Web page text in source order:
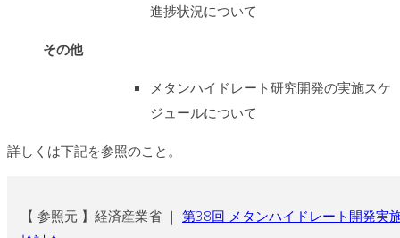
進捗状況について
その他
メタンハイドレート研究開発の実施スケ
ジュールについて
詳しくは下記を参照のこと。
【 参照元 】経済産業省 ｜ 第38回 メタンハイドレート開発実